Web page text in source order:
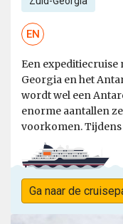
EN
Een expeditiecruise
Georgia en het
wordt wel een
enorme aantallen
voorkomen. Tijdens
Ga naar de